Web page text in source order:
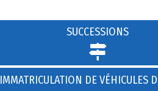
SUCCESSIONS
IMMATRICULATION DE VÉHICULES